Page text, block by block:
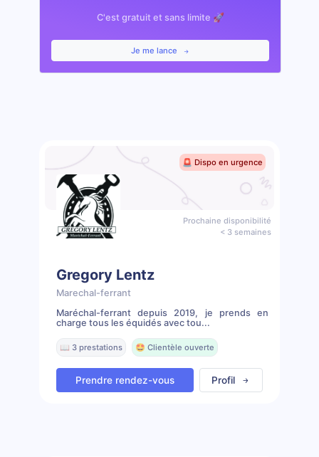
C'est gratuit et sans limite 🚀
Je me lance
🚨 Dispo en urgence
Prochaine disponibilité
< 3 semaines
Gregory Lentz
Marechal-ferrant
Maréchal-ferrant depuis 2019, je prends en
charge tous les équidés avec tou...
📖 3 prestations 🤩 Clientèle ouverte
Prendre rendez-vous Profil